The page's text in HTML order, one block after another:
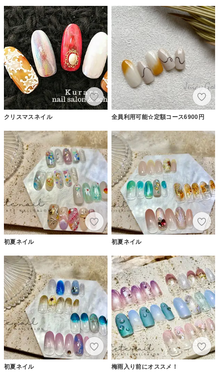
クリスマスネイル 全員利用可能☆定額コース6900円
初夏ネイル 初夏ネイル
初夏ネイル 梅雨入り前にオススメ！